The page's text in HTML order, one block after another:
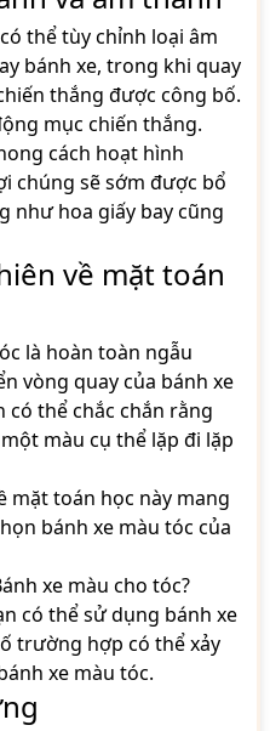
thể tùy chỉnh loại âm
bánh xe, trong khi quay
thắng được công bố.
mục chiến thắng.
cách hoạt hình
chúng sẽ sớm được bổ
như hoa giấy bay cũng
về mặt toán
là hoàn toàn ngẫu
vòng quay của bánh xe
có thể chắc chắn rằng
màu cụ thể lặp đi lặp
mặt toán học này mang
bánh xe màu tóc của
xe màu cho tóc?
có thể sử dụng bánh xe
trường hợp có thể xảy
xe màu tóc.